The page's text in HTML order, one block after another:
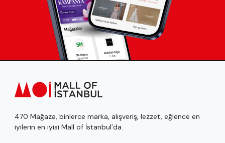
470 Mağaza, binlerce marka, alışveriş, lezzet, eğlence en
iyilerin en iyisi Mall of İstanbul’da.